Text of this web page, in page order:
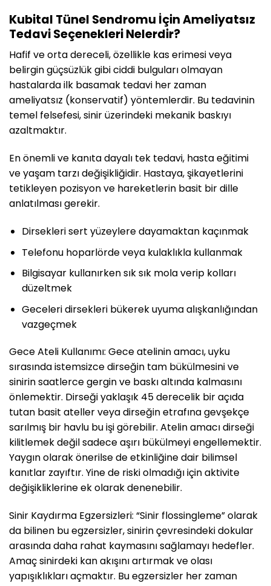
Kubital Tünel Sendromu İçin Ameliyatsız
Tedavi Seçenekleri Nelerdir?
Hafif ve orta dereceli, özellikle kas erimesi veya
belirgin güçsüzlük gibi ciddi bulguları olmayan
hastalarda ilk basamak tedavi her zaman
ameliyatsız (konservatif) yöntemlerdir. Bu tedavinin
temel felsefesi, sinir üzerindeki mekanik baskıyı
azaltmaktır.
En önemli ve kanıta dayalı tek tedavi, hasta eğitimi
ve yaşam tarzı değişikliğidir. Hastaya, şikayetlerini
tetikleyen pozisyon ve hareketlerin basit bir dille
anlatılması gerekir.
Dirsekleri sert yüzeylere dayamaktan kaçınmak
Telefonu hoparlörde veya kulaklıkla kullanmak
Bilgisayar kullanırken sık sık mola verip kolları
düzeltmek
Geceleri dirsekleri bükerek uyuma alışkanlığından
vazgeçmek
Gece Ateli Kullanımı: Gece atelinin amacı, uyku
sırasında istemsizce dirseğin tam bükülmesini ve
sinirin saatlerce gergin ve baskı altında kalmasını
önlemektir. Dirseği yaklaşık 45 derecelik bir açıda
tutan basit ateller veya dirseğin etrafına gevşekçe
sarılmış bir havlu bu işi görebilir. Atelin amacı dirseği
kilitlemek değil sadece aşırı bükülmeyi engellemektir.
Yaygın olarak önerilse de etkinliğine dair bilimsel
kanıtlar zayıftır. Yine de riski olmadığı için aktivite
değişikliklerine ek olarak denenebilir.
Sinir Kaydırma Egzersizleri: “Sinir flossingleme” olarak
da bilinen bu egzersizler, sinirin çevresindeki dokular
arasında daha rahat kaymasını sağlamayı hedefler.
Amaç sinirdeki kan akışını artırmak ve olası
yapışıklıkları açmaktır. Bu egzersizler her zaman